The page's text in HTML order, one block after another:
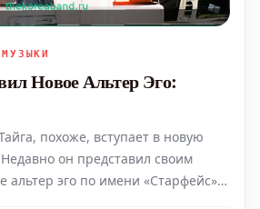
Новое Альтер Эго:
похоже, вступает в новую
он представил своим
альтер эго по имени «Старфейс»,